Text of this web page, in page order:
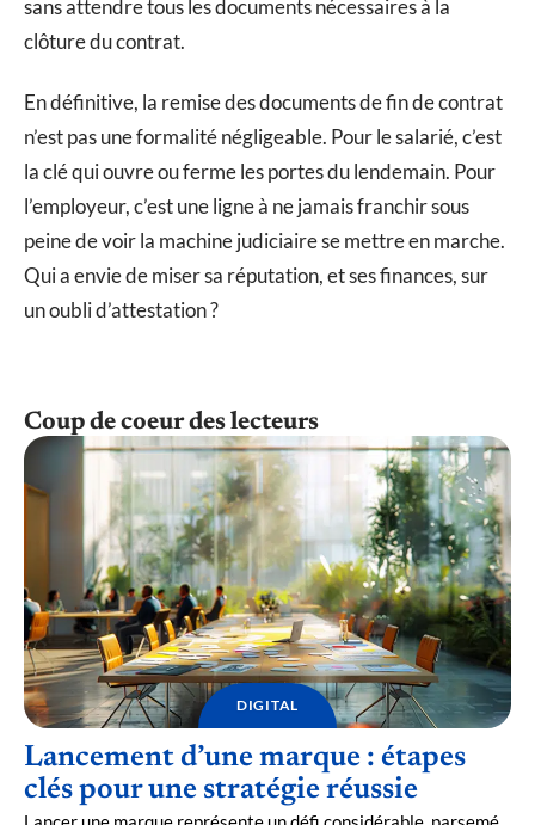
sans attendre tous les documents nécessaires à la
clôture du contrat.
En définitive, la remise des documents de fin de contrat
n’est pas une formalité négligeable. Pour le salarié, c’est
la clé qui ouvre ou ferme les portes du lendemain. Pour
l’employeur, c’est une ligne à ne jamais franchir sous
peine de voir la machine judiciaire se mettre en marche.
Qui a envie de miser sa réputation, et ses finances, sur
un oubli d’attestation ?
Coup de coeur des lecteurs
DIGITAL
Lancement d’une marque : étapes
clés pour une stratégie réussie